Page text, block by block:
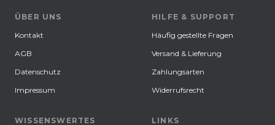
ÜBER UNS
Kontakt
AGB
Datenschutz
Impressum
WISSENSWERTES
HILFE & SUPPORT
Häufig gestellte Fragen
Versand & Lieferung
Zahlungsarten
Widerrufsrecht
LINKS